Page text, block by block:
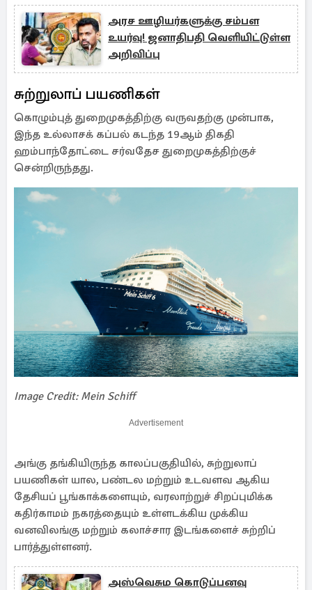
அரச ஊழியர்களுக்கு சம்பள
உயர்வு! ஜனாதிபதி வெளியிட்டுள்ள
அறிவிப்பு
சுற்றுலாப் பயணிகள்
கொழும்புத் துறைமுகத்திற்கு வருவதற்கு முன்பாக,
இந்த உல்லாசக் கப்பல் கடந்த 19ஆம் திகதி
ஹம்பாந்தோட்டை சர்வதேச துறைமுகத்திற்குச்
சென்றிருந்தது.
Image Credit: Mein Schiff
Advertisement
அங்கு தங்கியிருந்த காலப்பகுதியில், சுற்றுலாப்
பயணிகள் யால, பண்டல மற்றும் உடவளவ ஆகிய
தேசியப் பூங்காக்களையும், வரலாற்றுச் சிறப்புமிக்க
கதிர்காமம் நகரத்தையும் உள்ளடக்கிய முக்கிய
வனவிலங்கு மற்றும் கலாச்சார இடங்களைச் சுற்றிப்
பார்த்துள்ளனர்.
அஸ்வெசும கொடுப்பனவு